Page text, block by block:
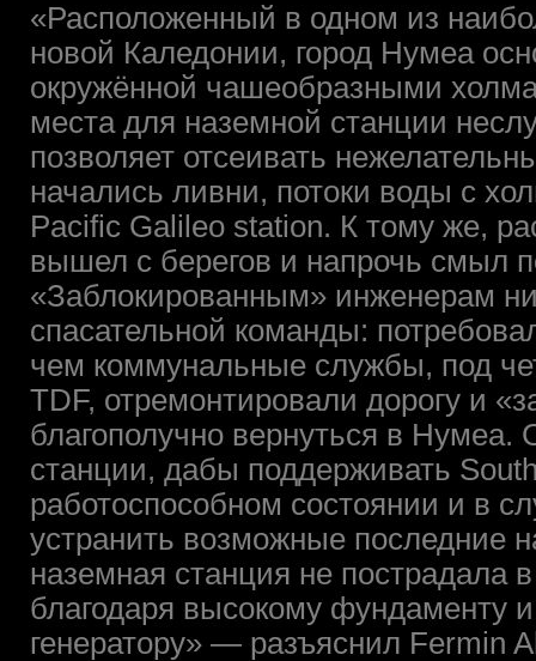
«Расположенный в одном из
новой Каледонии, город Нумеа
окружённой чашеобразными
места для наземной станции
позволяет отсеивать
начались ливни, потоки воды с
Pacific Galileo station. К тому же,
вышел с берегов и напрочь смыл
«Заблокированным» инженерам
спасательной команды:
чем коммунальные службы, под
TDF, отремонтировали дорогу и
благополучно вернуться в Нумеа.
станции, дабы поддерживать
работоспособном состоянии и в
устранить возможные последние
наземная станция не пострадала
благодаря высокому фундаменту
генератору» — разъяснил Fermin